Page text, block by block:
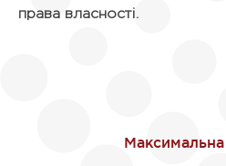
права власності.